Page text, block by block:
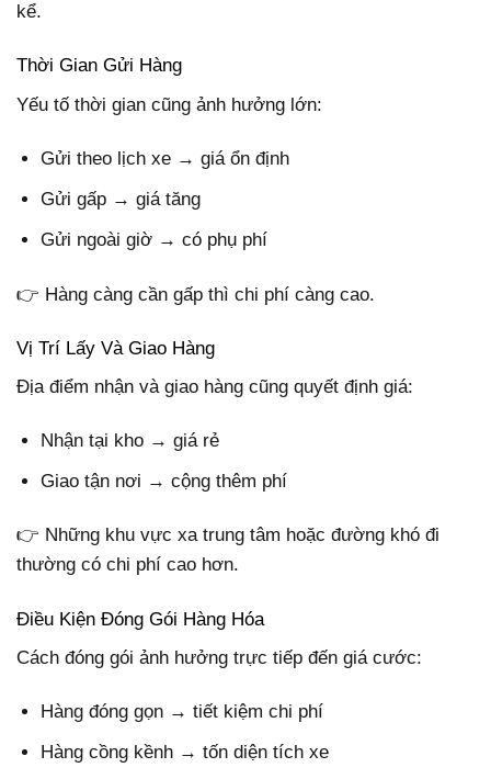
kể.
Thời Gian Gửi Hàng
Yếu tố thời gian cũng ảnh hưởng lớn:
Gửi theo lịch xe → giá ổn định
Gửi gấp → giá tăng
Gửi ngoài giờ → có phụ phí
👉 Hàng càng cần gấp thì chi phí càng cao.
Vị Trí Lấy Và Giao Hàng
Địa điểm nhận và giao hàng cũng quyết định giá:
Nhận tại kho → giá rẻ
Giao tận nơi → cộng thêm phí
👉 Những khu vực xa trung tâm hoặc đường khó đi
thường có chi phí cao hơn.
Điều Kiện Đóng Gói Hàng Hóa
Cách đóng gói ảnh hưởng trực tiếp đến giá cước:
Hàng đóng gọn → tiết kiệm chi phí
Hàng cồng kềnh → tốn diện tích xe